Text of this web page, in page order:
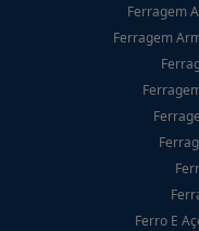
Ferragem
Ferragem
Ferro E